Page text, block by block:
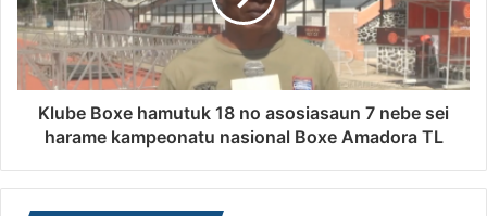
Klube Boxe hamutuk 18 no asosiasaun 7 nebe sei
harame kampeonatu nasional Boxe Amadora TL